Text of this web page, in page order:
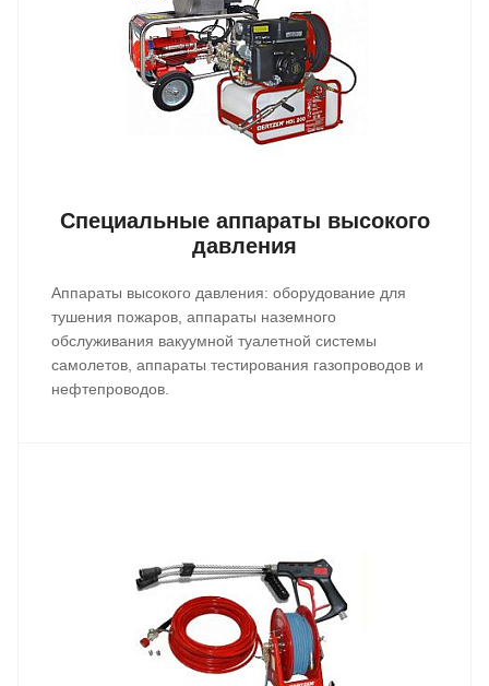
Специальные аппараты высокого
давления
Аппараты высокого давления: оборудование для
тушения пожаров, аппараты наземного
обслуживания вакуумной туалетной системы
самолетов, аппараты тестирования газопроводов и
нефтепроводов.